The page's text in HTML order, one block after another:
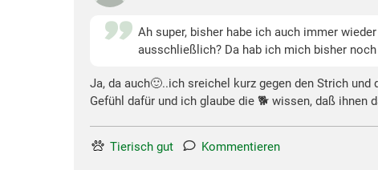
Ah super, bisher habe ich auch immer
ausschließlich? Da hab ich mich bisher
Ja, da auch🙂..ich sreichel kurz gegen den Strich
Gefühl dafür und ich glaube die 🐕 wissen, daß ihnen
Tierisch gut Kommentieren